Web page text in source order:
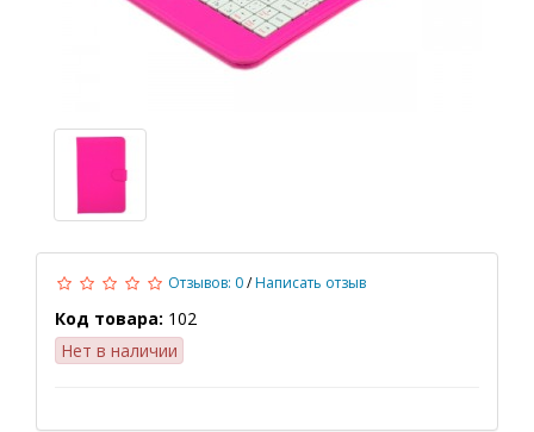
Отзывов: 0/Написать отзыв
Код товара: 102
Нет в наличии